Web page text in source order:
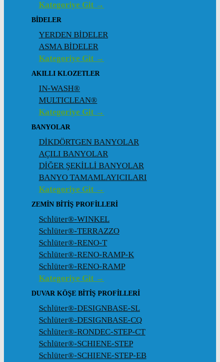
Kategoriye Git →
BİDELER
YERDEN BİDELER
ASMA BİDELER
Kategoriye Git →
AKILLI KLOZETLER
IN-WASH®
MULTICLEAN®
Kategoriye Git →
BANYOLAR
DİKDÖRTGEN BANYOLAR
AÇILI BANYOLAR
DİĞER ŞEKİLLİ BANYOLAR
BANYO TAMAMLAYICILARI
Kategoriye Git →
ZEMIN BITIŞ PROFILLERI
Schlüter®-WINKEL
Schlüter®-TERRAZZO
Schlüter®-RENO-T
Schlüter®-RENO-RAMP-K
Schlüter®-RENO-RAMP
Kategoriye Git →
DUVAR KÖŞE BITIŞ PROFILLERI
Schlüter®-DESIGNBASE-SL
Schlüter®-DESIGNBASE-CQ
Schlüter®-RONDEC-STEP-CT
Schlüter®-SCHIENE-STEP
Schlüter®-SCHIENE-STEP-EB